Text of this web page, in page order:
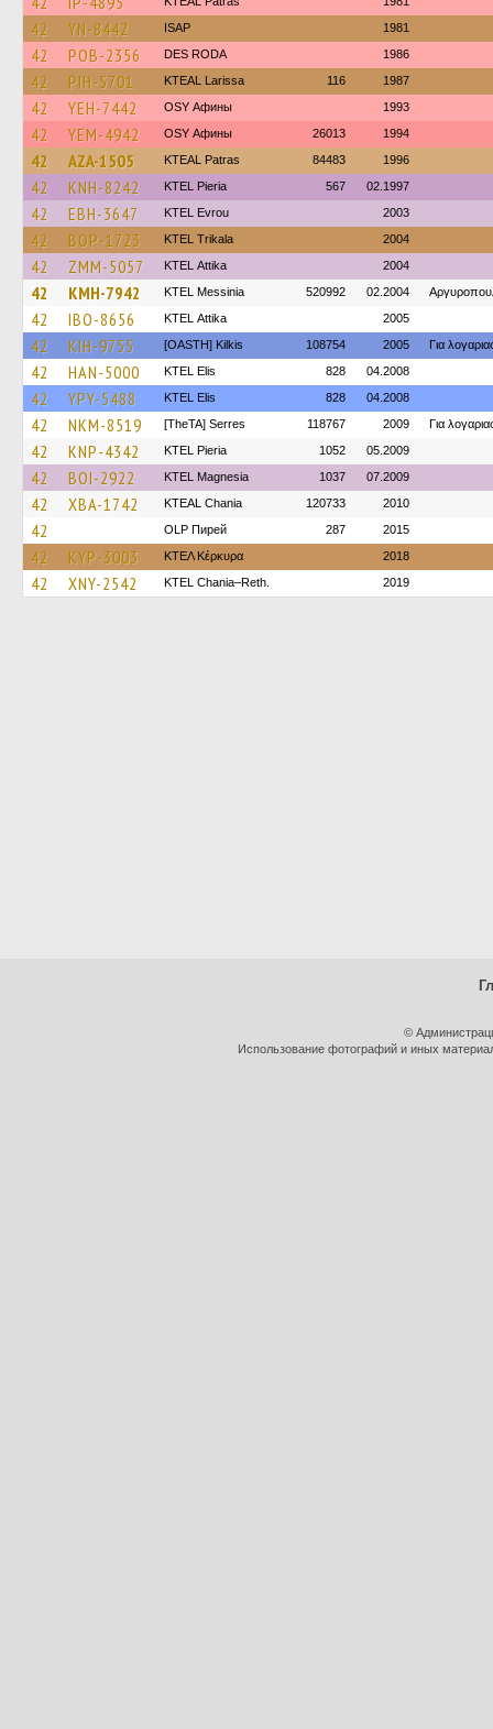
42 YN-8442 ISAP 1981
42 POB-2356 DES RODA 1986
42 PIH-5701 KTEAL Larissa 116 1987
42 YEH-7442 OSY Афины 1993
42 YEM-4942 OSY Афины 26013 1994
42 AZA-1505 KTEAL Patras 84483 1996
42 KNH-8242 KTEL Pieria 567 02.1997
42 EBH-3647 KTEL Evrou 2003
42 BOP-1723 ΚΤΕL Τrikala 2004
42 ZMM-5057 KΤΕL Αttika 2004
42 KMH-7942 KTEL Messinia 520992 02.2004
42 IBO-8656 KΤΕL Αttika 2005
42 KIH-9755 [OASTH] Kilkis 108754 2005 Για
42 HAN-5000 KTEL Elis 828 04.2008
42 YPY-5488 KTEL Elis 828 04.2008
42 NKM-8519 [TheTA] Serres 118767 2009 Για
42 KNP-4342 KTEL Pieria 1052 05.2009
42 BOI-2922 ΚΤΕL Magnesia 1037 07.2009
42 XBA-1742 KTEAL Chania 120733 2010
42 OLP Пирей 287 2015
42 KYP-3003 ΚΤΕΛ Κέρκυρα 2018
42 XNY-2542 KTEL Chania–Reth. 2019
©
Использование фотографий и иных